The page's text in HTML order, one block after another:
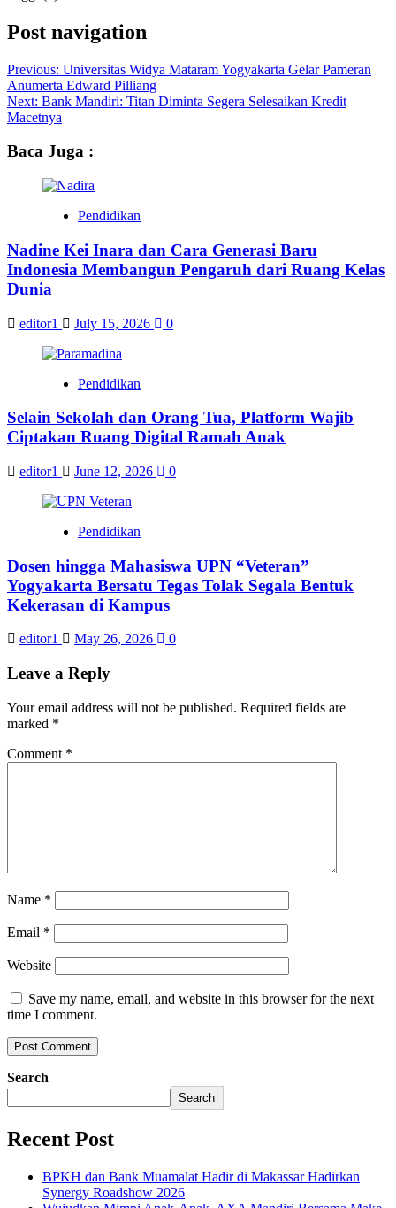
Post navigation
Previous: Universitas Widya Mataram Yogyakarta Gelar Pameran
Anumerta Edward Pilliang
Next: Bank Mandiri: Titan Diminta Segera Selesaikan Kredit
Macetnya
Baca Juga :
Pendidikan
Nadine Kei Inara dan Cara Generasi Baru
Indonesia Membangun Pengaruh dari Ruang Kelas
Dunia
editor1 July 15, 2026 0
Pendidikan
Selain Sekolah dan Orang Tua, Platform Wajib
Ciptakan Ruang Digital Ramah Anak
editor1 June 12, 2026 0
Pendidikan
Dosen hingga Mahasiswa UPN “Veteran”
Yogyakarta Bersatu Tegas Tolak Segala Bentuk
Kekerasan di Kampus
editor1 May 26, 2026 0
Leave a Reply
Your email address will not be published. Required fields are
marked *
Comment *
Name *
Email *
Website
Save my name, email, and website in this browser for the next
time I comment.
Search
Search
Recent Post
BPKH dan Bank Muamalat Hadir di Makassar Hadirkan
Synergy Roadshow 2026